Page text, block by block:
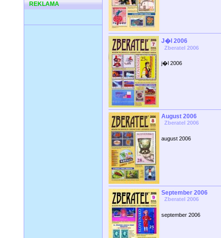
REKLAMA
J�l 2006
Zberatel 2006
j�l 2006
August 2006
Zberatel 2006
august 2006
September 2006
Zberatel 2006
september 2006